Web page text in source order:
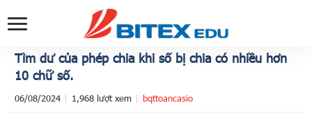
Tìm dư của phép chia khi số bị chia có nhiều hơn
10 chữ số.
06/08/2024 1,968 lượt xem bqttoancasio